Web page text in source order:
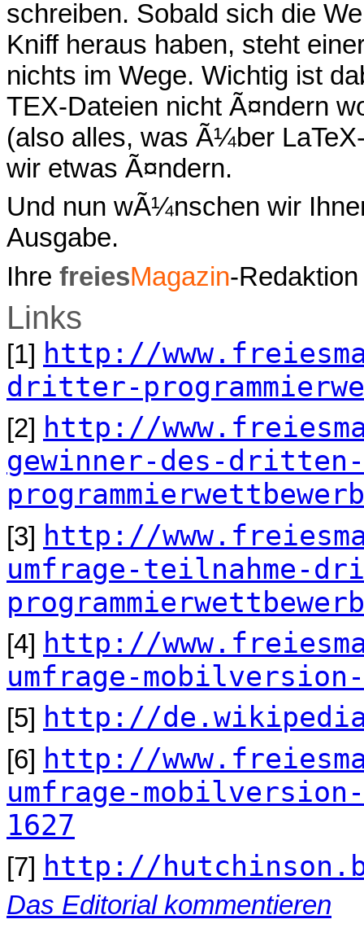
schreiben. Sobald sich die
Kniff heraus haben, steht
nichts im Wege. Wichtig ist
TEX-Dateien nicht Ã¤ndern
(also alles, was Ã¼ber
wir etwas Ã¤ndern.
Und nun wÃ¼nschen wir
Ausgabe.
Ihre freiesMagazin-Redaktion
Links
[1] http://
dritter-
[2] http://
gewinner-des-
[3] http://
umfrage-teilnahme-
programmierwettbewerb
[4] http://
umfrage-
[5] http://
[6] http://
umfrage-
1627
[7] http://
Das Editorial kommentieren